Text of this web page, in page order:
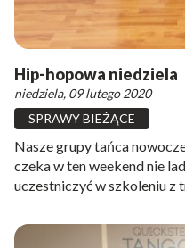
Hip-hopowa niedziela
niedziela, 09 lutego 2020
SPRAWY BIEŻĄCE
Nasze grupy tańca
czeka w ten weekend nie
uczestniczyć w szkoleniu z